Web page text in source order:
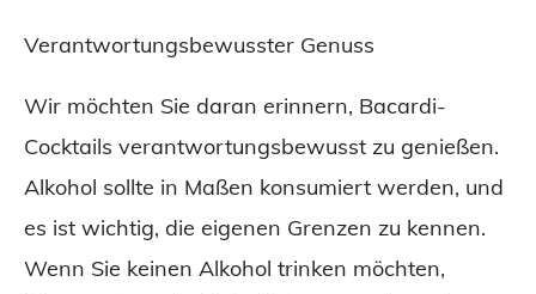
Verantwortungsbewusster Genuss
Wir möchten Sie daran erinnern, Bacardi-
Cocktails verantwortungsbewusst zu genießen.
Alkohol sollte in Maßen konsumiert werden, und
es ist wichtig, die eigenen Grenzen zu kennen.
Wenn Sie keinen Alkohol trinken möchten,